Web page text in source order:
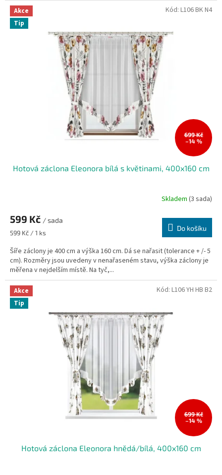
Akce
Tip
699 Kč
–14 %
Hotová záclona Eleonora bílá s květinami, 400x160 cm
Skladem (3 sada)
599 Kč / sada
Měrná
599 Kč / 1 ks
Do košíku
Šíře záclony je 400 cm a výška 160 cm. Dá se nařasit (tolerance + /- 5
cm). Rozměry jsou uvedeny v nenařaseném stavu, výška záclony je
měřena v nejdelším místě. Na tyč,...
Kód: L106 BK N4
Akce
Tip
699 Kč
–14 %
Hotová záclona Eleonora hnědá/bílá, 400x160 cm
Kód: L106 YH HB B2